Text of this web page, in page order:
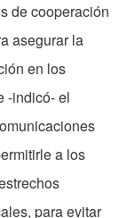
de cooperación
asegurar la
en los
-indicó- el
a los
para evitar